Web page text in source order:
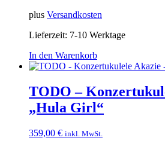
plus Versandkosten
Lieferzeit: 7-10 Werktage
In den Warenkorb
TODO –
„Hula Girl“
359,00 € inkl. MwSt.